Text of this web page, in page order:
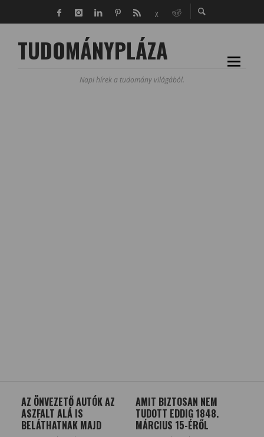
TUDOMÁNYPLÁZA
Napi hírek a tudomány világából.
AZ ÖNVEZETŐ AUTÓK AZ
ASZFALT ALÁ IS
BELÁTHATNAK MAJD
AMIT BIZTOSAN NEM
TUDOTT EDDIG 1848.
MÁRCIUS 15-ÉRŐL